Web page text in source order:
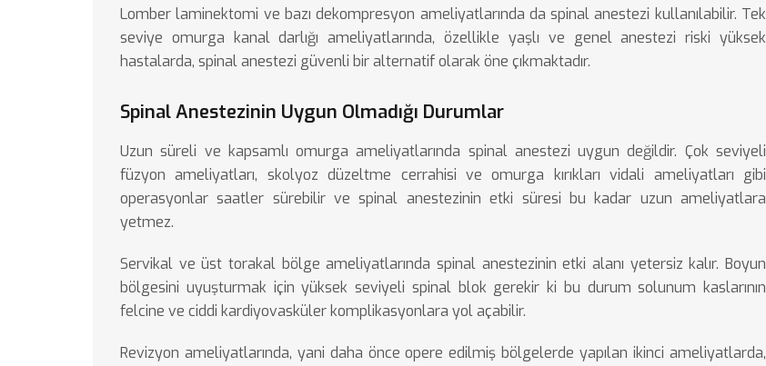
Lomber laminektomi ve bazı dekompresyon ameliyatlarında da spinal anestezi kullanılabilir. Tek
seviye omurga kanal darlığı ameliyatlarında, özellikle yaşlı ve genel anestezi riski yüksek
hastalarda, spinal anestezi güvenli bir alternatif olarak öne çıkmaktadır.
Spinal Anestezinin Uygun Olmadığı Durumlar
Uzun süreli ve kapsamlı omurga ameliyatlarında spinal anestezi uygun değildir. Çok seviyeli
füzyon ameliyatları, skolyoz düzeltme cerrahisi veomurga kırıkları vidali ameliyatları gibi
operasyonlar saatler sürebilir ve spinal anestezinin etki süresi bu kadar uzun ameliyatlara
yetmez.
Servikal ve üst torakal bölge ameliyatlarında spinal anestezinin etki alanı yetersiz kalır. Boyun
bölgesini uyuşturmak için yüksek seviyeli spinal blok gerekir ki bu durum solunum kaslarının
felcine ve ciddi kardiyovasküler komplikasyonlara yol açabilir.
Revizyon ameliyatlarında, yani daha önce opere edilmiş bölgelerde yapılan ikinci ameliyatlarda,